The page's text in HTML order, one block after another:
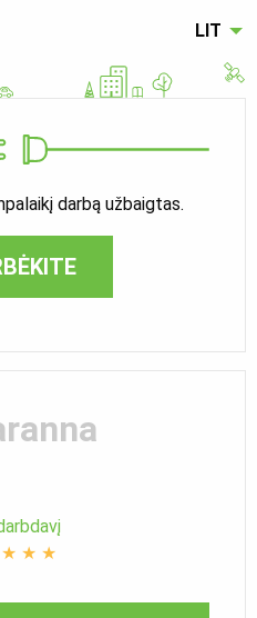
LIT
darbą užbaigtas.
★ ★ ★